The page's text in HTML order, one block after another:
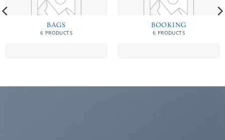
BAGS
6 PRODUCTS
BOOKING
6 PRODUCTS